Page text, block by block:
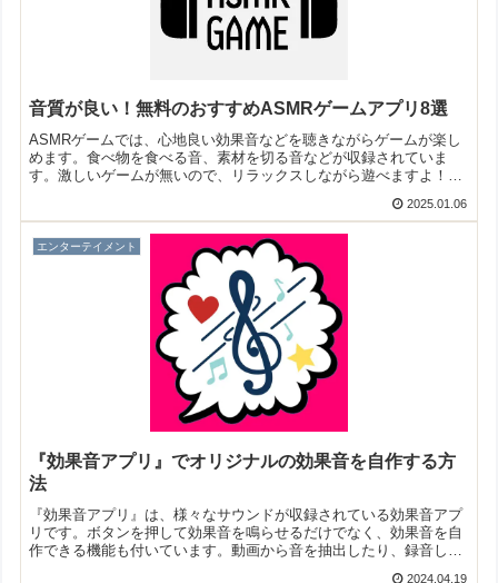
音質が良い！無料のおすすめASMRゲームアプリ8選
ASMRゲームでは、心地良い効果音などを聴きながらゲームが楽し
めます。食べ物を食べる音、素材を切る音などが収録されていま
す。激しいゲームが無いので、リラックスしながら遊べますよ！そ
2025.01.06
エンターテイメント
『効果音アプリ』でオリジナルの効果音を自作する方
法
『効果音アプリ』は、様々なサウンドが収録されている効果音アプ
リです。ボタンを押して効果音を鳴らせるだけでなく、効果音を自
作できる機能も付いています。動画から音を抽出したり、録音した
2024.04.19